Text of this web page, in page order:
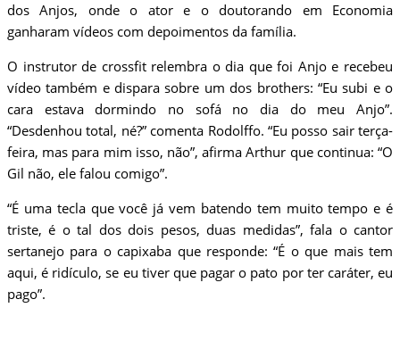
dos Anjos, onde o ator e o doutorando em Economia
ganharam vídeos com depoimentos da família.
O instrutor de crossfit relembra o dia que foi Anjo e recebeu
vídeo também e dispara sobre um dos brothers: “Eu subi e o
cara estava dormindo no sofá no dia do meu Anjo”.
“Desdenhou total, né?” comenta Rodolffo. “Eu posso sair terça-
feira, mas para mim isso, não”, afirma Arthur que continua: “O
Gil não, ele falou comigo”.
“É uma tecla que você já vem batendo tem muito tempo e é
triste, é o tal dos dois pesos, duas medidas”, fala o cantor
sertanejo para o capixaba que responde: “É o que mais tem
aqui, é ridículo, se eu tiver que pagar o pato por ter caráter, eu
pago”.